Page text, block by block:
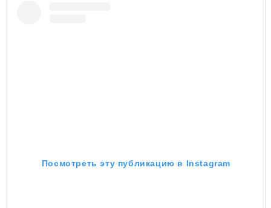
Посмотреть эту публикацию в Instagram